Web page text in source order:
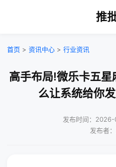
推
首页 > 资讯中心 > 行业资讯
高手布局!微乐卡五星
么让系统给你
发布时间：
发布者